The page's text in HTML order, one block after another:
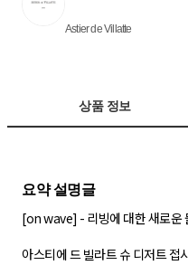
Astier de Villatte
상품 정보
요약 설명글
[on wave] - 리빙에 대한 새로운
아스티에 드 빌라트 슈 디저트 접